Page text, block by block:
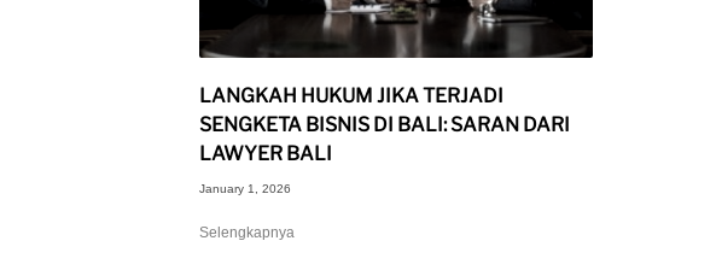
LANGKAH HUKUM JIKA TERJADI
SENGKETA BISNIS DI BALI: SARAN DARI
LAWYER BALI
January 1, 2026
Selengkapnya